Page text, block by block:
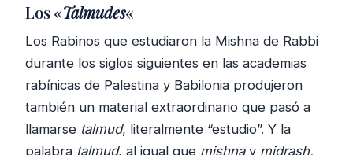
Los «Talmudes«
Los Rabinos que estudiaron la Mishna de Rabbi
durante los siglos siguientes en las academias
rabínicas de Palestina y Babilonia produjeron
también un material extraordinario que pasó a
llamarse talmud, literalmente “estudio”. Y la
palabra talmud, al igual que mishna y midrash,